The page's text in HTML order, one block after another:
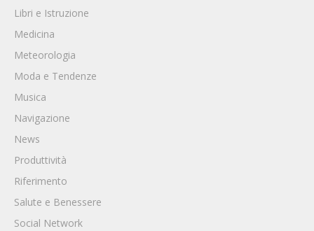
Libri e Istruzione
Medicina
Meteorologia
Moda e Tendenze
Musica
Navigazione
News
Produttività
Riferimento
Salute e Benessere
Social Network